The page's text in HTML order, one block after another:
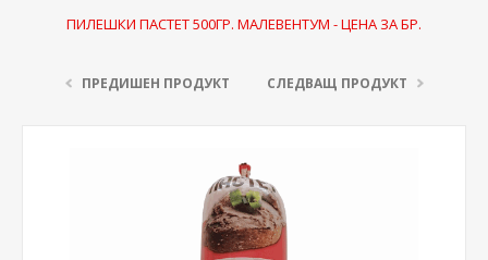
ПИЛЕШКИ ПАСТЕТ 500ГР. МАЛЕВЕНТУМ - ЦЕНА ЗА БР.
ПРЕДИШЕН ПРОДУКТ СЛЕДВАЩ ПРОДУКТ